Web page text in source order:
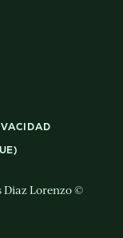
Diaz Lorenzo ©